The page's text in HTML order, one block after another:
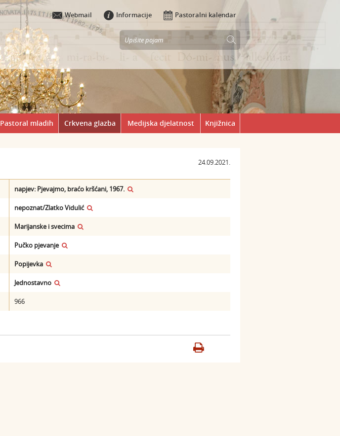
Webmail Informacije Pastoralni kalendar
Pastoral mladih Crkvena glazba Medijska djelatnost Knjižnica
24.09.2021.
napjev: Pjevajmo, braćo kršćani, 1967.
nepoznat/Zlatko Vidulić
Marijanske i svecima
Pučko pjevanje
Popijevka
Jednostavno
966